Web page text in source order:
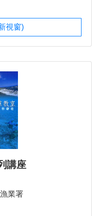
視窗)
講座
業署